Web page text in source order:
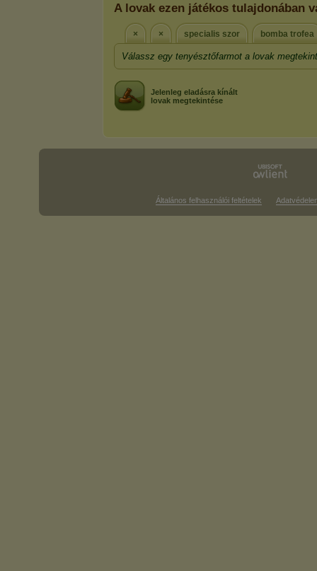
A lovak ezen játékos tulajdonában
× × specialis szor bomba trofea
Válassz egy tenyésztőfarmot a lovak
Jelenleg eladásra kínált
lovak megtekintése
Általános felhasználói feltételek